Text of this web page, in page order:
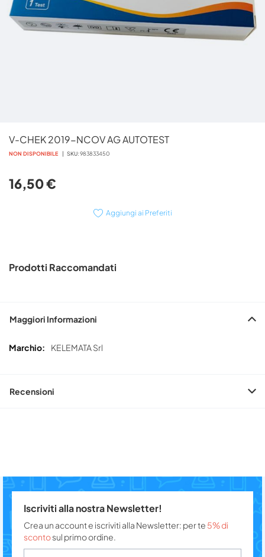
V-CHEK 2019-NCOV AG AUTOTEST
NON DISPONIBILE SKU 983833450
16,50 €
Aggiungi ai Preferiti
all'inizio
della
immagini
Prodotti Raccomandati
Maggiori Informazioni
Maggiori
KELEMATA Srl
Recensioni
Iscriviti alla nostra Newsletter!
Crea un account e iscriviti alla Newsletter: per te 5% di
scontosul primo ordine.